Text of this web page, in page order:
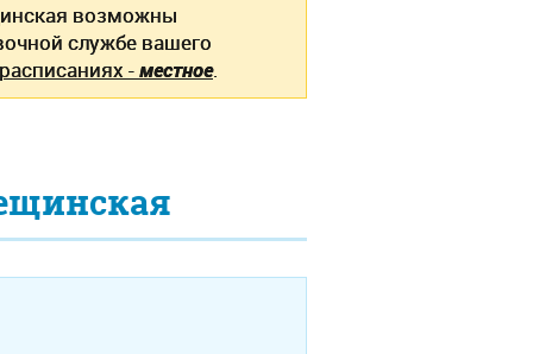
возможны
службе вашего
-местное.